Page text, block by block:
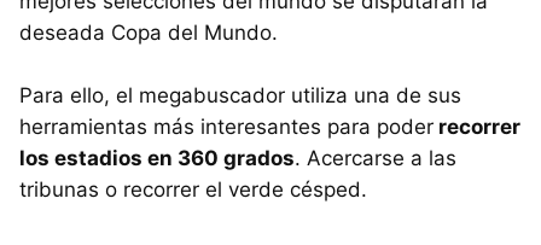
deseada Copa del Mundo.
Para ello, el megabuscador utiliza una de sus
herramientas más interesantes para poder recorrer
los estadios en 360 grados. Acercarse a las
tribunas o recorrer el verde césped.